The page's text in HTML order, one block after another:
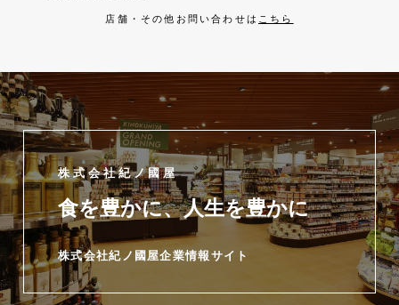
店舗・その他お問い合わせは こちら
株式会社紀ノ國屋
食を豊かに、人生を豊かに
株式会社紀ノ國屋企業情報サイト